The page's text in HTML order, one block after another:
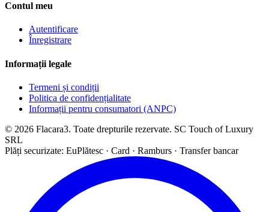
Contul meu
Autentificare
Înregistrare
Informații legale
Termeni și condiții
Politica de confidențialitate
Informații pentru consumatori (ANPC)
© 2026 Flacara3. Toate drepturile rezervate. SC Touch of Luxury
SRL
Plăți securizate: EuPlătesc · Card · Ramburs · Transfer bancar